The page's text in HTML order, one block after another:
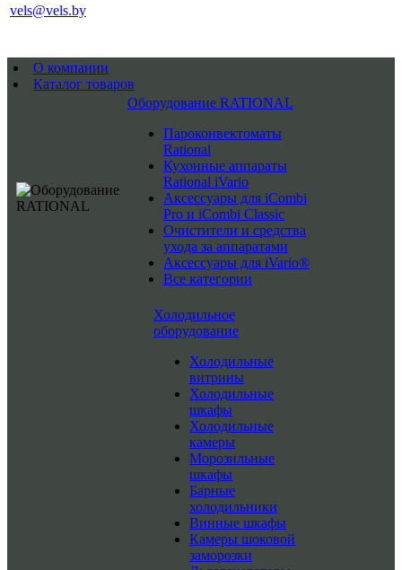
vels@vels.by
О компании
Каталог товаров
Оборудование RATIONAL
Пароконвектоматы
Rational
Кухонные аппараты
Rational iVario
Аксессуары для iCombi
Pro и iCombi Classic
Очистители и средства
ухода за аппаратами
Аксессуары для iVario®
Все категории
Холодильное
оборудование
Холодильные
витрины
Холодильные
шкафы
Холодильные
камеры
Морозильные
шкафы
Барные
холодильники
Винные шкафы
Камеры шоковой
заморозки